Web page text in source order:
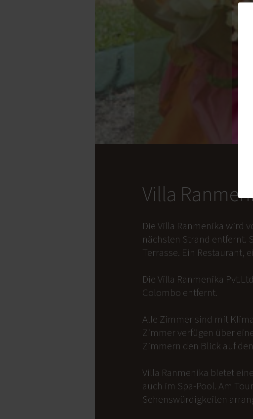
Villa
Die Villa Ranmenika wird
nächsten Strand entfernt.
Terrasse. Ein Restaurant,
Die Villa Ranmenika
Colombo entfernt.
Alle Zimmer sind mit
Zimmer verfügen über
Zimmern den Blick auf
Villa Ranmenika bietet
auch im Spa-Pool. Am
Sehenswürdigkeiten